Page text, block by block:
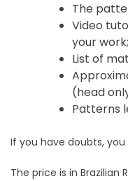
The
Video
your work;
List of
(head
Patterns
If you have doubts, you
The price is in Brazilian